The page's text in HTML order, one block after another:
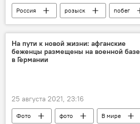
Россия розыск побег
На пути к новой жизни: афганские
беженцы размещены на военной базе
в Германии
25 августа 2021, 23:16
Фото фото
В мире